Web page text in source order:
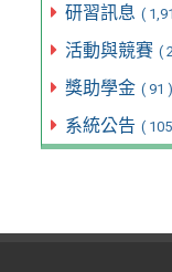
研習訊息 (
活動與競賽 (
獎助學金 ( 91 )
系統公告 (